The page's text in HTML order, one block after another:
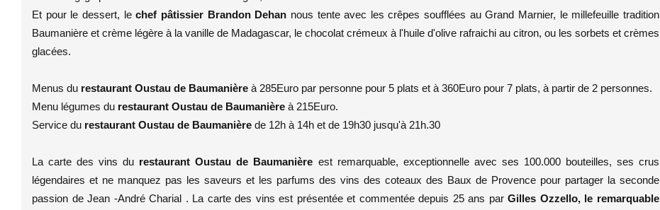
Et pour le dessert, lechef pâtissier Brandon Dehan nous tente avec les crêpes soufflées au Grand Marnier, le millefeuille tradition
Baumanière et crème légère à la vanille de Madagascar, le chocolat crémeux à l'huile d'olive rafraichi au citron, ou les sorbets et crèmes
glacées.
Menus du restaurant Oustau de Baumanière à 285Euro par personne pour 5 plats et à 360Euro pour 7 plats, à partir de 2 personnes.
Menu légumes du restaurant Oustau de Baumanière à 215Euro.
Service du restaurant Oustau de Baumanière de 12h à 14h et de 19h30 jusqu'à 21h.30
La carte des vins du restaurant Oustau de Baumanière est remarquable, exceptionnelle avec ses 100.000 bouteilles, ses crus
légendaires et ne manquez pas les saveurs et les parfums des vins des coteaux des Baux de Provence pour partager la seconde
passion de Jean -André Charial . La carte des vins est présentée et commentée depuis 25 ans parGilles Ozzello, le remarquable